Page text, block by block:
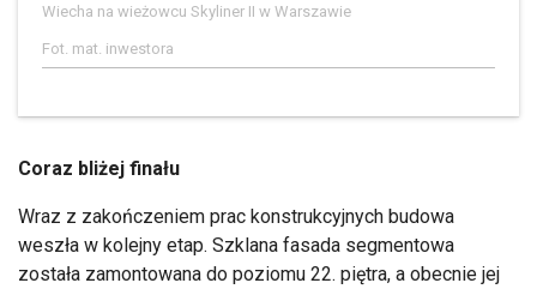
Wiecha na wieżowcu Skyliner II w Warszawie
Fot. mat. inwestora
Coraz bliżej finału
Wraz z zakończeniem prac konstrukcyjnych budowa
weszła w kolejny etap. Szklana fasada segmentowa
została zamontowana do poziomu 22. piętra, a obecnie jej